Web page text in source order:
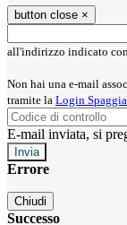
button close ×
all'indirizzo indicato
Non hai una e-mail
tramite la Login
E-mail inviata, si
Errore
Chiudi
Successo